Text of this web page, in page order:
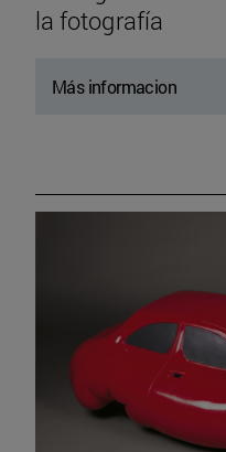
la fotografía
Más informacion